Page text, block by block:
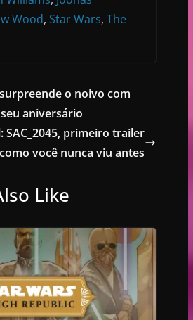
Wood, Star Wars, The
o noivo com
seu aniversário
SAC_2045, primeiro trailer
você nunca viu antes
Like